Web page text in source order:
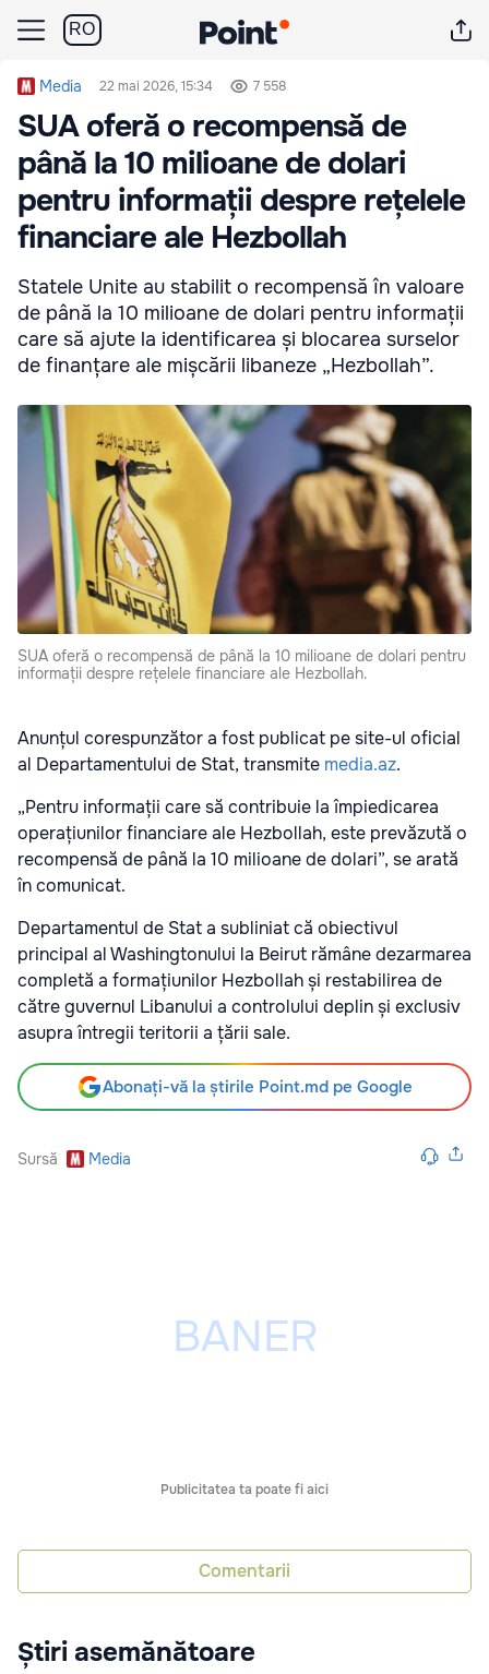
RO
Media 22 mai 2026, 15:34 7 558
SUA oferă o recompensă de
până la 10 milioane de dolari
pentru informații despre rețelele
financiare ale Hezbollah
Statele Unite au stabilit o recompensă în valoare
de până la 10 milioane de dolari pentru informații
care să ajute la identificarea și blocarea surselor
de finanțare ale mișcării libaneze „Hezbollah”.
SUA oferă o recompensă de până la 10 milioane de dolari pentru
informații despre rețelele financiare ale Hezbollah.
Anunțul corespunzător a fost publicat pe site-ul oficial
al Departamentului de Stat, transmite media.az.
„Pentru informații care să contribuie la împiedicarea
operațiunilor financiare ale Hezbollah, este prevăzută o
recompensă de până la 10 milioane de dolari”, se arată
în comunicat.
Departamentul de Stat a subliniat că obiectivul
principal al Washingtonului la Beirut rămâne dezarmarea
completă a formațiunilor Hezbollah și restabilirea de
către guvernul Libanului a controlului deplin și exclusiv
asupra întregii teritorii a țării sale.
Abonați-vă la știrile Point.md pe Google
Sursă Media
Publicitatea ta poate fi aici
Comentarii
Știri asemănătoare